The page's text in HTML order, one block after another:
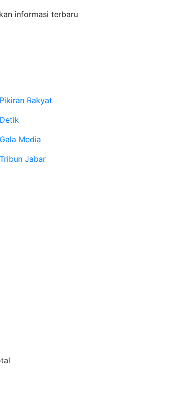
informasi terbaru
Pikiran Rakyat
Detik
Gala Media
Tribun Jabar